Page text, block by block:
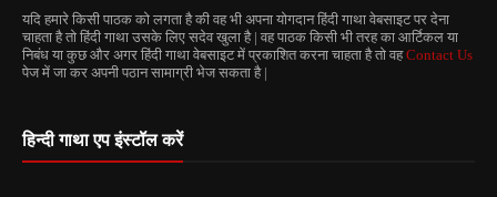
यदि हमारे किसी पाठक को लगता है की वह भी अपना योगदान हिंदी गाथा वेबसाइट पर देना
चाहता है तो हिंदी गाथा उसके लिए सदेव खुला है | वह पाठक किसी भी तरह का आर्टिकल या
निबंध या कुछ और अगर हिंदी गाथा वेबसाइट में प्रकाशित करना चाहता है तो वहContact Us
पेज में जा कर अपनी पठान सामाग्री भेज सकता है |
हिन्दी गाथा एप इंस्टॉल करें